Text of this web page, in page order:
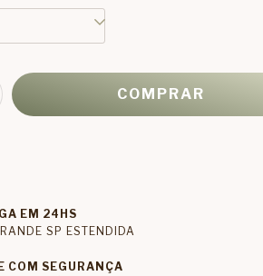
EM 24HS
SP ESTENDIDA
COM SEGURANÇA